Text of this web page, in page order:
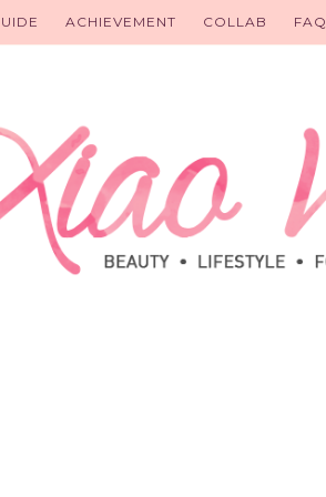
ACHIEVEMENT COLLAB FAQ